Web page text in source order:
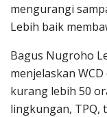
mengurangi
Lebih baik
Bagus Nugroho
menjelaskan
kurang lebih 50
lingkungan, TPQ,